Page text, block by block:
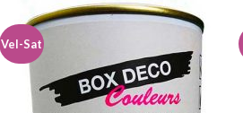
Vel-Sat
Ajouter
à la
wishlist